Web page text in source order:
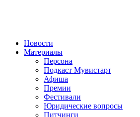
Новости
Материалы
Персона
Подкаст Мувистарт
Афиша
Премии
Фестивали
Юридические вопросы
Питчинги